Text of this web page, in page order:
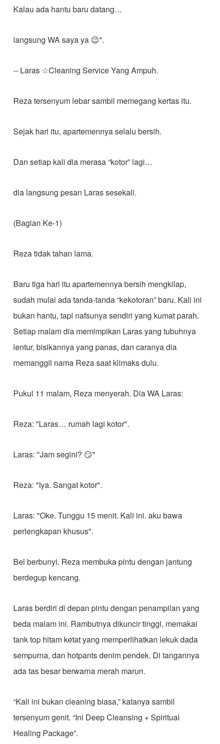
Kalau ada hantu baru datang…
langsung WA saya ya 😉".
-- Laras ☆Cleaning Service Yang Ampuh.
Reza tersenyum lebar sambil memegang kertas itu.
Sejak hari itu, apartemennya selalu bersih.
Dan setiap kali dia merasa “kotor” lagi…
dia langsung pesan Laras sesekali.
(Bagian Ke-1)
Reza tidak tahan lama.
Baru tiga hari itu apartemennya bersih mengkilap,
sudah mulai ada tanda-tanda “kekotoran” baru. Kali ini
bukan hantu, tapi nafsunya sendiri yang kumat parah.
Setiap malam dia memimpikan Laras yang tubuhnya
lentur, bisikannya yang panas, dan caranya dia
memanggil nama Reza saat klimaks dulu.
Pukul 11 malam, Reza menyerah. Dia WA Laras:
Reza: "Laras… rumah lagi kotor".
Laras: "Jam segini? 😏"
Reza: "Iya. Sangat kotor".
Laras: "Oke. Tunggu 15 menit. Kali ini. aku bawa
perlengkapan khusus".
Bel berbunyi. Reza membuka pintu dengan jantung
berdegup kencang.
Laras berdiri di depan pintu dengan penampilan yang
beda malam ini. Rambutnya dikuncir tinggi, memakai
tank top hitam ketat yang memperlihatkan lekuk dada
sempurna, dan hotpants denim pendek. Di tangannya
ada tas besar berwarna merah marun.
“Kali ini bukan cleaning biasa,” katanya sambil
tersenyum genit. “Ini Deep Cleansing + Spiritual
Healing Package”.